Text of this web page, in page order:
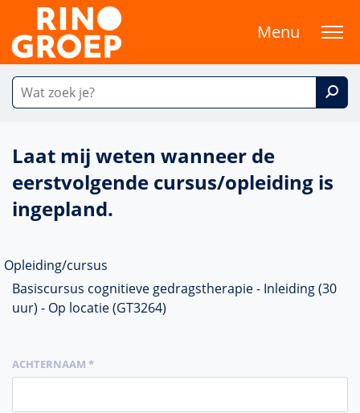
Menu
Laat mij weten wanneer de
eerstvolgende cursus/opleiding is
ingepland.
Opleiding/cursus
Basiscursus cognitieve gedragstherapie - Inleiding (30
uur) - Op locatie (GT3264)
ACHTERNAAM *